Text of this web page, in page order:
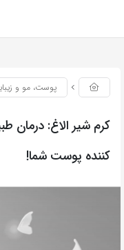
پوست، مو و
کرم شیر الاغ: درمان
کننده پوست شما!